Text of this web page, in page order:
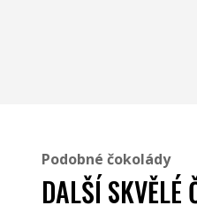
Podobné čokolády
DALŠÍ SKVĚLÉ